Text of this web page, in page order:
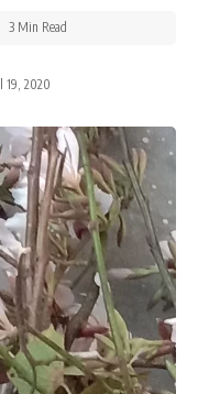
19, 2020
3 Min Read